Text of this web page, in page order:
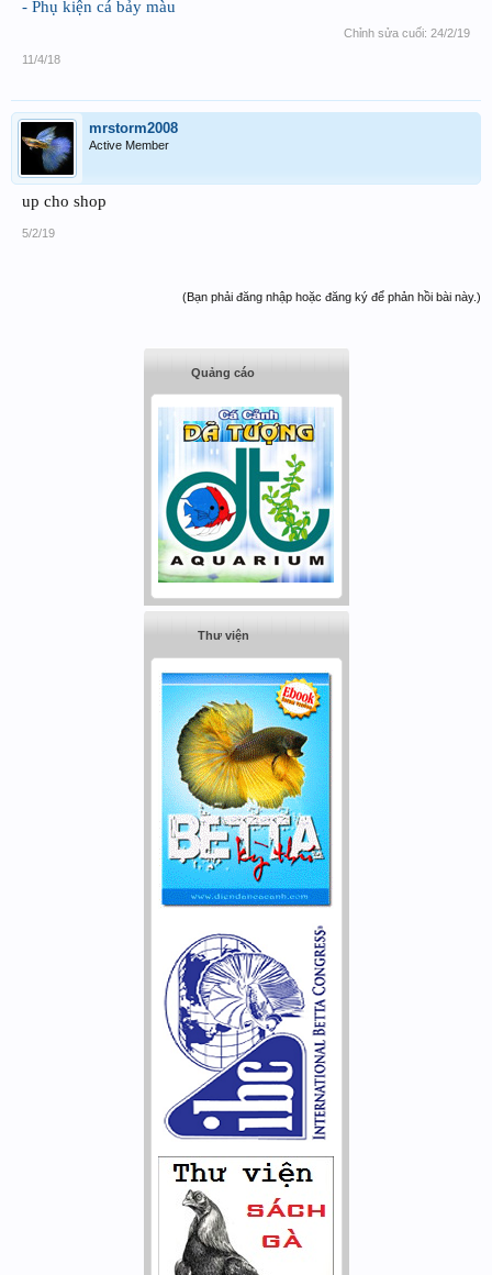
- Phụ kiện cá bảy màu
Chỉnh sửa cuối: 24/2/19
11/4/18
mrstorm2008
Active Member
up cho shop
5/2/19
(Bạn phải đăng nhập hoặc đăng ký để phản hồi bài này.)
Quảng cáo
Thư viện